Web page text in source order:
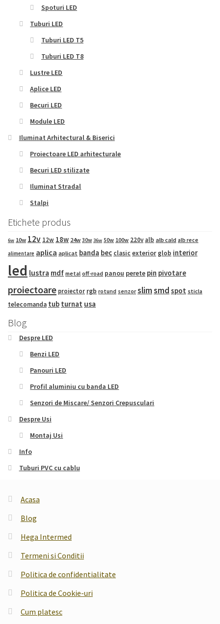
Spoturi LED
Tuburi LED
Tuburi LED T5
Tuburi LED T8
Lustre LED
Aplice LED
Becuri LED
Module LED
Iluminat Arhitectural & Biserici
Proiectoare LED arhitecturale
Becuri LED stilizate
Iluminat Stradal
Stalpi
Etichete produs
6w 10w 12v 12w 18w 24w 30w 36w 50w 100w 220v alb alb cald alb rece
alimentare aplica aplicat banda bec clasic exterior glob interior
led lustra mdf metal off-road panou perete pin pivotare
proiectoare proiector rgb rotund senzor slimsmd spot sticla
telecomanda tub turnat usa
Blog
Despre LED
Benzi LED
Panouri LED
Profil aluminiu cu banda LED
Senzori de Miscare/ Senzori Crepusculari
Despre Usi
Montaj Usi
Info
Tuburi PVC cu cablu
Acasa
Blog
Hega Intermed
Termeni si Conditii
Politica de confidentialitate
Politica de Cookie-uri
Cum platesc